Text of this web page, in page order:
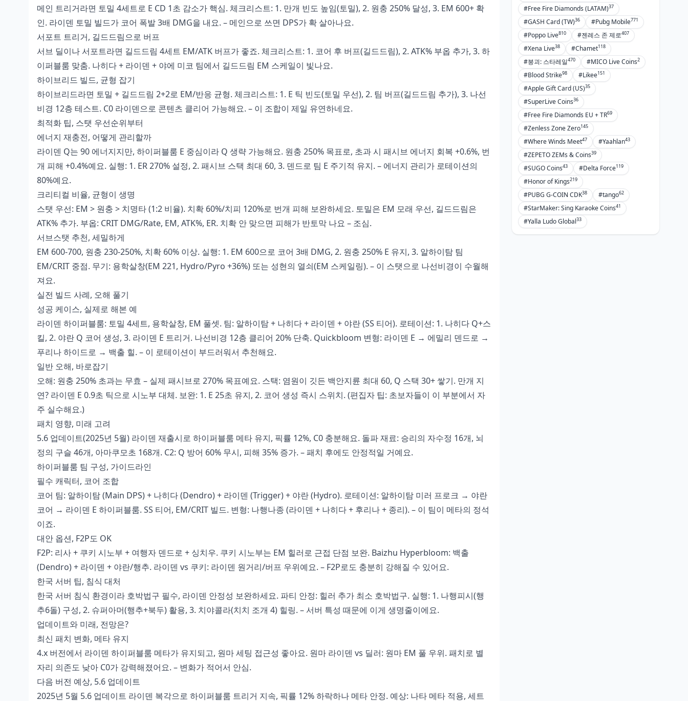
메인 트리거라면 토밀 4세트로 E CD 1초 감소가 핵심. 체크리스트: 1. 만개 빈도 높임(토밀), 2. 원충 250% 달성, 3. EM 600+ 확
인. 라이덴 토밀 빌드가 코어 폭발 3배 DMG을 내요. – 메인으로 쓰면 DPS가 확 살아나요.
서포트 트리거, 길드드림으로 버프
서브 딜이나 서포트라면 길드드림 4세트 EM/ATK 버프가 좋죠. 체크리스트: 1. 코어 후 버프(길드드림), 2. ATK% 부옵 추가, 3. 하
이퍼블룸 맞춤. 나히다 + 라이덴 + 야에 미코 팀에서 길드드림 EM 스케일이 빛나요.
하이브리드 빌드, 균형 잡기
하이브리드라면 토밀 + 길드드림 2+2로 EM/반응 균형. 체크리스트: 1. E 틱 빈도(토밀 우선), 2. 팀 버프(길드드림 추가), 3. 나선
비경 12층 테스트. C0 라이덴으로 콘텐츠 클리어 가능해요. – 이 조합이 제일 유연하네요.
최적화 팁, 스탯 우선순위부터
에너지 재충전, 어떻게 관리할까
라이덴 Q는 90 에너지지만, 하이퍼블룸 E 중심이라 Q 생략 가능해요. 원충 250% 목표로, 초과 시 패시브 에너지 회복 +0.6%, 번
개 피해 +0.4%예요. 실행: 1. ER 270% 설정, 2. 패시브 스택 최대 60, 3. 덴드로 팀 E 주기적 유지. – 에너지 관리가 로테이션의
80%예요.
크리티컬 비율, 균형이 생명
스탯 우선: EM > 원충 > 치명타 (1:2 비율). 치확 60%/치피 120%로 번개 피해 보완하세요. 토밀은 EM 모래 우선, 길드드림은
ATK% 추가. 부옵: CRIT DMG/Rate, EM, ATK%, ER. 치확 안 맞으면 피해가 반토막 나요 – 조심.
서브스탯 추천, 세밀하게
EM 600-700, 원충 230-250%, 치확 60% 이상. 실행: 1. EM 600으로 코어 3배 DMG, 2. 원충 250% E 유지, 3. 알하이탐 팀
EM/CRIT 중점. 무기: 용학살창(EM 221, Hydro/Pyro +36%) 또는 성현의 열쇠(EM 스케일링). – 이 스탯으로 나선비경이 수월해
져요.
실전 빌드 사례, 오해 풀기
성공 케이스, 실제로 해본 예
라이덴 하이퍼블룸: 토밀 4세트, 용학살창, EM 풀셋. 팀: 알하이탐 + 나히다 + 라이덴 + 야란 (SS 티어). 로테이션: 1. 나히다 Q+스
킬, 2. 야란 Q 코어 생성, 3. 라이덴 E 트리거. 나선비경 12층 클리어 20% 단축. Quickbloom 변형: 라이덴 E → 에밀리 덴드로 →
푸리나 하이드로 → 백출 힐. – 이 로테이션이 부드러워서 추천해요.
일반 오해, 바로잡기
오해: 원충 250% 초과는 무효 – 실제 패시브로 270% 목표예요. 스택: 염원이 깃든 백안지륜 최대 60, Q 스택 30+ 쌓기. 만개 지
연? 라이덴 E 0.9초 틱으로 시노부 대체. 보완: 1. E 25초 유지, 2. 코어 생성 즉시 스위치. (편집자 팁: 초보자들이 이 부분에서 자
주 실수해요.)
패치 영향, 미래 고려
5.6 업데이트(2025년 5월) 라이덴 재출시로 하이퍼블룸 메타 유지, 픽률 12%, C0 충분해요. 돌파 재료: 승리의 자수정 16개, 뇌
정의 구슬 46개, 아마쿠모초 168개. C2: Q 방어 60% 무시, 피해 35% 증가. – 패치 후에도 안정적일 거예요.
하이퍼블룸 팀 구성, 가이드라인
필수 캐릭터, 코어 조합
코어 팀: 알하이탐 (Main DPS) + 나히다 (Dendro) + 라이덴 (Trigger) + 야란 (Hydro). 로테이션: 알하이탐 미러 프로크 → 야란
코어 → 라이덴 E 하이퍼블룸. SS 티어, EM/CRIT 빌드. 변형: 나행나종 (라이덴 + 나히다 + 후리나 + 종리). – 이 팀이 메타의 정석
이죠.
대안 옵션, F2P도 OK
F2P: 리사 + 쿠키 시노부 + 여행자 덴드로 + 싱치우. 쿠키 시노부는 EM 힐러로 근접 단점 보완. Baizhu Hyperbloom: 백출
(Dendro) + 라이덴 + 야란/행추. 라이덴 vs 쿠키: 라이덴 원거리/버프 우위예요. – F2P로도 충분히 강해질 수 있어요.
한국 서버 팁, 침식 대처
한국 서버 침식 환경이라 호박법구 필수, 라이덴 안정성 보완하세요. 파티 안정: 힐러 추가 최소 호박법구. 실행: 1. 나행피시(행
추6돌) 구성, 2. 슈퍼아머(행추+북두) 활용, 3. 치야콜라(치치 조개 4) 힐링. – 서버 특성 때문에 이게 생명줄이에요.
업데이트와 미래, 전망은?
최신 패치 변화, 메타 유지
4.x 버전에서 라이덴 하이퍼블룸 메타가 유지되고, 원마 세팅 접근성 좋아요. 원마 라이덴 vs 딜러: 원마 EM 풀 우위. 패치로 별
자리 의존도 낮아 C0가 강력해졌어요. – 변화가 적어서 안심.
다음 버전 예상, 5.6 업데이트
2025년 5월 5.6 업데이트 라이덴 복각으로 하이퍼블룸 트리거 지속, 픽률 12% 하락하나 메타 안정. 예상: 나타 메타 적용, 세트
#Free Fire Diamonds (LATAM)37
#GASH Card (TW)36 #Pubg Mobile771
#Poppo Live810 #젠레스 존 제로407
#Xena Live38 #Chamet118
#붕괴: 스타레일470 #MICO Live Coins2
#Blood Strike98 #Likee151
#Apple Gift Card (US)35
#SuperLive Coins36
#Free Fire Diamonds EU + TR69
#Zenless Zone Zero145
#Where Winds Meet47 #Yaahlan43
#ZEPETO ZEMs & Coins39
#SUGO Coins43 #Delta Force119
#Honor of Kings219
#PUBG G-COIN CDK38 #tango62
#StarMaker: Sing Karaoke Coins41
#Yalla Ludo Global33